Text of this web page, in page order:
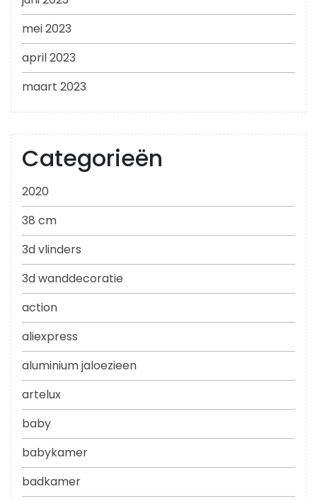
mei 2023
april 2023
maart 2023
Categorieën
2020
38 cm
3d vlinders
3d wanddecoratie
action
aliexpress
aluminium jaloezieen
artelux
baby
babykamer
badkamer